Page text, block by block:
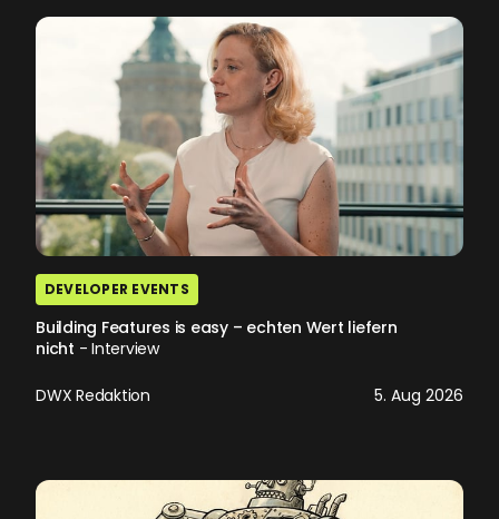
DEVELOPER EVENTS
Building Features is easy – echten Wert liefern
nicht - Interview
DWX Redaktion 5. Aug 2026